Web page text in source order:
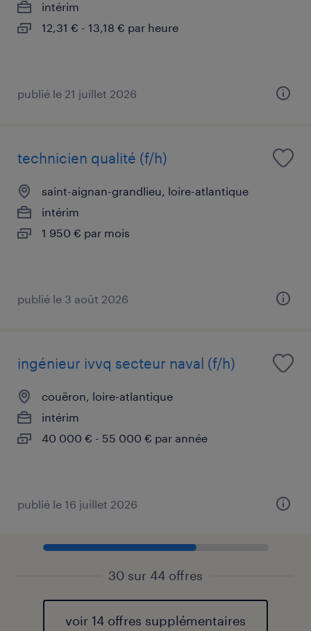
intérim
12,31 € - 13,18 € par heure
publié le 21 juillet 2026
technicien qualité (f/h)
saint-aignan-grandlieu, loire-atlantique
intérim
1 950 € par mois
publié le 3 août 2026
ingénieur ivvq secteur naval (f/h)
couëron, loire-atlantique
intérim
40 000 € - 55 000 € par année
publié le 16 juillet 2026
30 sur 44 offres
voir 14 offres supplémentaires